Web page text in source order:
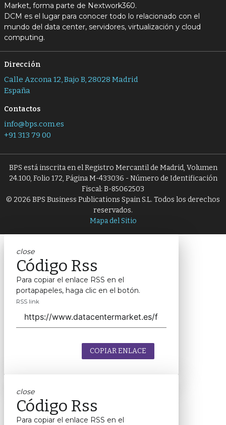
Market, forma parte de Nextwork360.
DCM es el lugar para conocer todo lo relacionado con el
mundo del data center, servidores, virtualización y cloud
computing.
Dirección
Calle Azcona 12, Bajo B, 28028 Madrid
España
Contactos
info@bps.com.es
+91 313 79 00
BPS está inscrita en el Registro Mercantil de Madrid, Volumen
24.100, Folio 172, Página M-433036 - Número de Identificación
Fiscal: B-85062503
© 2026 BPS Business Publications Spain S.L. Todos los derechos
reservados.
Mapa del Sitio
close
Código Rss
Para copiar el enlace RSS en el
portapapeles, haga clic en el botón.
RSS link
COPIAR ENLACE
close
Código Rss
Para copiar el enlace RSS en el